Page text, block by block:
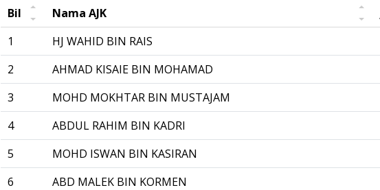
Bil Nama AJK
1
HJ WAHID BIN RAIS
2
AHMAD KISAIE BIN MOHAMAD
3
MOHD MOKHTAR BIN MUSTAJAM
4
ABDUL RAHIM BIN KADRI
5
MOHD ISWAN BIN KASIRAN
6
ABD MALEK BIN KORMEN